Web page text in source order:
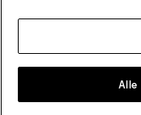
Change